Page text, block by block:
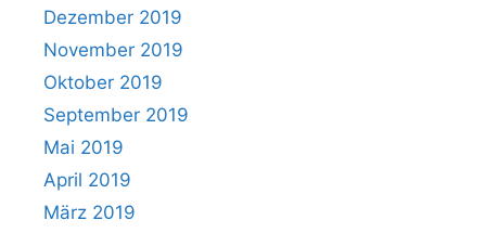
Dezember 2019
November 2019
Oktober 2019
September 2019
Mai 2019
April 2019
März 2019